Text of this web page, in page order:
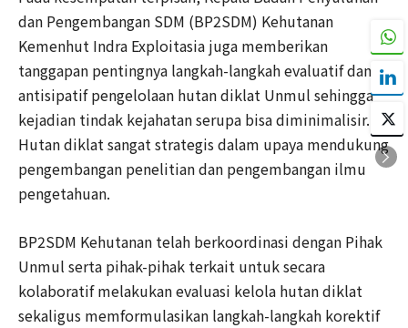
dan Pengembangan SDM (BP2SDM) Kehutanan
Kemenhut Indra Exploitasia juga memberikan
tanggapan pentingnya langkah-langkah evaluatif dan
antisipatif pengelolaan hutan diklat Unmul sehingga
kejadian tindak kejahatan serupa bisa diminimalisir.
Hutan diklat sangat strategis dalam upaya mendukung
pengembangan penelitian dan pengembangan ilmu
pengetahuan.
BP2SDM Kehutanan telah berkoordinasi dengan Pihak
Unmul serta pihak-pihak terkait untuk secara
kolaboratif melakukan evaluasi kelola hutan diklat
sekaligus memformulasikan langkah-langkah korektif